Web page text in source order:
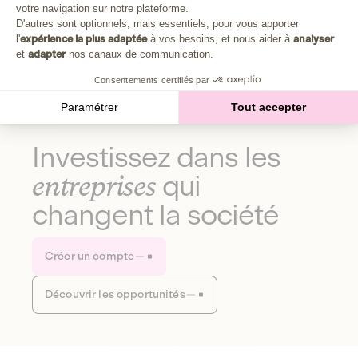
Plongez au cœur de la fabrique d'une autre économie,
celle qui fait du bien à la planète et aux humains.
Découvrir notre média
Investissez dans les
entreprises qui
changent la société
Créer un compte
Découvrir les opportunités
votre navigation sur notre plateforme.
D'autres sont optionnels, mais essentiels, pour vous apporter
l'expérience la plus adaptéeà vos besoins, et nous aider à analyser
et adapternos canaux de communication.
Consentements certifiés par
Paramétrer Tout accepter
Axeptio consent